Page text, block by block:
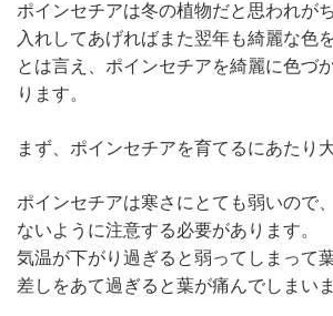
ポインセチアは冬の植物だと思われが
入れしてあげればまた翌年も綺麗な色
とは言え、ポインセチアを綺麗に色づ
ります。
まず、ポインセチアを育てるにあたり
ポインセチアは寒さにとても弱いので
ないように注意する必要があります。
気温が下がり過ぎると弱ってしまって
差しをあて過ぎると葉が痛んでしまいま